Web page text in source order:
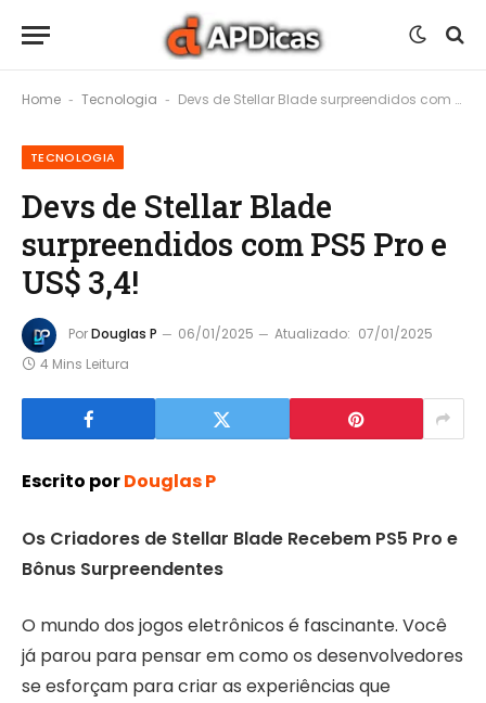
Home - Tecnologia - Devs de Stellar Blade surpreendidos com PS5 Pro e US$ 3,4!
TECNOLOGIA
Devs de Stellar Blade
surpreendidos com PS5 Pro e
US$ 3,4!
PorDouglas P 06/01/2025 Atualizado: 07/01/2025
4 Mins Leitura
Escrito porDouglas P
Os Criadores de Stellar Blade Recebem PS5 Pro e
Bônus Surpreendentes
O mundo dos jogos eletrônicos é fascinante. Você
já parou para pensar em como os desenvolvedores
se esforçam para criar as experiências que